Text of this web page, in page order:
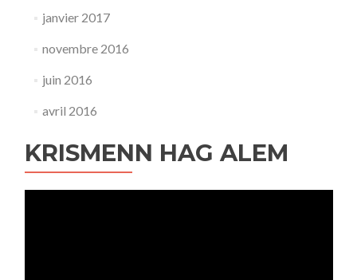
janvier 2017
novembre 2016
juin 2016
avril 2016
KRISMENN HAG ALEM